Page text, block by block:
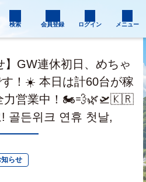
検索 会員登録 ログイン メニュー
】GW連休初日、めちゃ
！☀️ 本日は計60台が稼
力営業中！🏍️💨🌿🛫🇰🇷
골든위크 연휴 첫날,
らせ